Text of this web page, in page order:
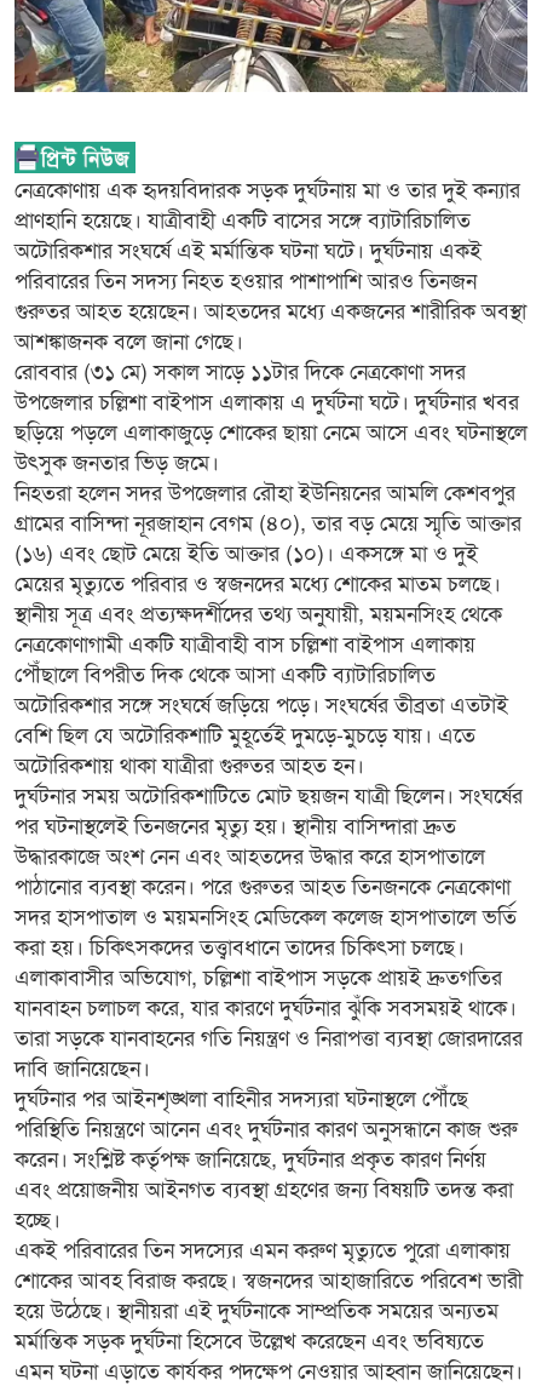
নেত্রকোণায় এক হৃদয়বিদারক সড়ক দুর্ঘটনায় মা ও তার দুই কন্যার
প্রাণহানি হয়েছে। যাত্রীবাহী একটি বাসের সঙ্গে ব্যাটারিচালিত
অটোরিকশার সংঘর্ষে এই মর্মান্তিক ঘটনা ঘটে। দুর্ঘটনায় একই
পরিবারের তিন সদস্য নিহত হওয়ার পাশাপাশি আরও তিনজন
গুরুতর আহত হয়েছেন। আহতদের মধ্যে একজনের শারীরিক অবস্থা
আশঙ্কাজনক বলে জানা গেছে।
রোববার (৩১ মে) সকাল সাড়ে ১১টার দিকে নেত্রকোণা সদর
উপজেলার চল্লিশা বাইপাস এলাকায় এ দুর্ঘটনা ঘটে। দুর্ঘটনার খবর
ছড়িয়ে পড়লে এলাকাজুড়ে শোকের ছায়া নেমে আসে এবং ঘটনাস্থলে
উৎসুক জনতার ভিড় জমে।
নিহতরা হলেন সদর উপজেলার রৌহা ইউনিয়নের আমলি কেশবপুর
গ্রামের বাসিন্দা নূরজাহান বেগম (৪০), তার বড় মেয়ে স্মৃতি আক্তার
(১৬) এবং ছোট মেয়ে ইতি আক্তার (১০)। একসঙ্গে মা ও দুই
মেয়ের মৃত্যুতে পরিবার ও স্বজনদের মধ্যে শোকের মাতম চলছে।
স্থানীয় সূত্র এবং প্রত্যক্ষদর্শীদের তথ্য অনুযায়ী, ময়মনসিংহ থেকে
নেত্রকোণাগামী একটি যাত্রীবাহী বাস চল্লিশা বাইপাস এলাকায়
পৌঁছালে বিপরীত দিক থেকে আসা একটি ব্যাটারিচালিত
অটোরিকশার সঙ্গে সংঘর্ষে জড়িয়ে পড়ে। সংঘর্ষের তীব্রতা এতটাই
বেশি ছিল যে অটোরিকশাটি মুহূর্তেই দুমড়ে-মুচড়ে যায়। এতে
অটোরিকশায় থাকা যাত্রীরা গুরুতর আহত হন।
দুর্ঘটনার সময় অটোরিকশাটিতে মোট ছয়জন যাত্রী ছিলেন। সংঘর্ষের
পর ঘটনাস্থলেই তিনজনের মৃত্যু হয়। স্থানীয় বাসিন্দারা দ্রুত
উদ্ধারকাজে অংশ নেন এবং আহতদের উদ্ধার করে হাসপাতালে
পাঠানোর ব্যবস্থা করেন। পরে গুরুতর আহত তিনজনকে নেত্রকোণা
সদর হাসপাতাল ও ময়মনসিংহ মেডিকেল কলেজ হাসপাতালে ভর্তি
করা হয়। চিকিৎসকদের তত্ত্বাবধানে তাদের চিকিৎসা চলছে।
এলাকাবাসীর অভিযোগ, চল্লিশা বাইপাস সড়কে প্রায়ই দ্রুতগতির
যানবাহন চলাচল করে, যার কারণে দুর্ঘটনার ঝুঁকি সবসময়ই থাকে।
তারা সড়কে যানবাহনের গতি নিয়ন্ত্রণ ও নিরাপত্তা ব্যবস্থা জোরদারের
দাবি জানিয়েছেন।
দুর্ঘটনার পর আইনশৃঙ্খলা বাহিনীর সদস্যরা ঘটনাস্থলে পৌঁছে
পরিস্থিতি নিয়ন্ত্রণে আনেন এবং দুর্ঘটনার কারণ অনুসন্ধানে কাজ শুরু
করেন। সংশ্লিষ্ট কর্তৃপক্ষ জানিয়েছে, দুর্ঘটনার প্রকৃত কারণ নির্ণয়
এবং প্রয়োজনীয় আইনগত ব্যবস্থা গ্রহণের জন্য বিষয়টি তদন্ত করা
হচ্ছে।
একই পরিবারের তিন সদস্যের এমন করুণ মৃত্যুতে পুরো এলাকায়
শোকের আবহ বিরাজ করছে। স্বজনদের আহাজারিতে পরিবেশ ভারী
হয়ে উঠেছে। স্থানীয়রা এই দুর্ঘটনাকে সাম্প্রতিক সময়ের অন্যতম
মর্মান্তিক সড়ক দুর্ঘটনা হিসেবে উল্লেখ করেছেন এবং ভবিষ্যতে
এমন ঘটনা এড়াতে কার্যকর পদক্ষেপ নেওয়ার আহ্বান জানিয়েছেন।